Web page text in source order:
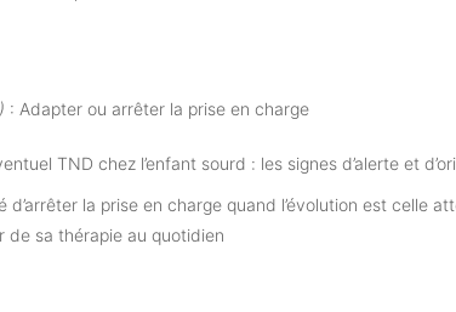
: Adapter ou arrêter la prise en charge
TND chez l’enfant sourd : les signes d’alerte et
d’arrêter la prise en charge quand l’évolution est celle
de sa thérapie au quotidien